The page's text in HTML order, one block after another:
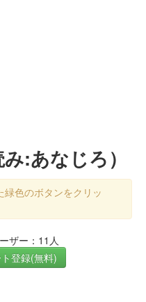
み:あなじろ）
緑色のボタンをクリッ
ザー：11人
登録(無料)